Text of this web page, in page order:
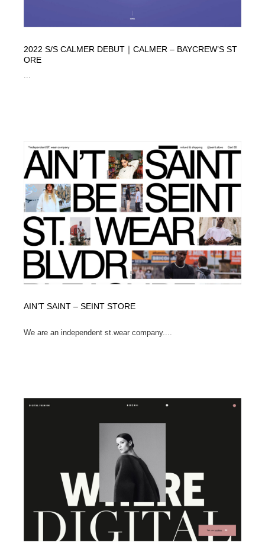
2022 S/S CALMER DEBUT｜CALMER – BAYCREW’S ST
ORE
...
AIN’T SAINT – SEINT STORE
We are an independent st.wear company....